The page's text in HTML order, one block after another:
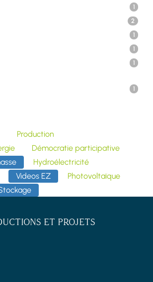
1
2
1
1
1
1
Production
Démocratie participative
Hydroélectricité
Videos EZ
Photovoltaïque
ET PROJETS